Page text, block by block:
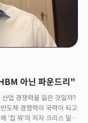
아닌 파운드리"
업 경쟁력을 잃은 것일까?
도체 경쟁력이 국력이 되고
'칩 워'의 저자 크리스 밀러